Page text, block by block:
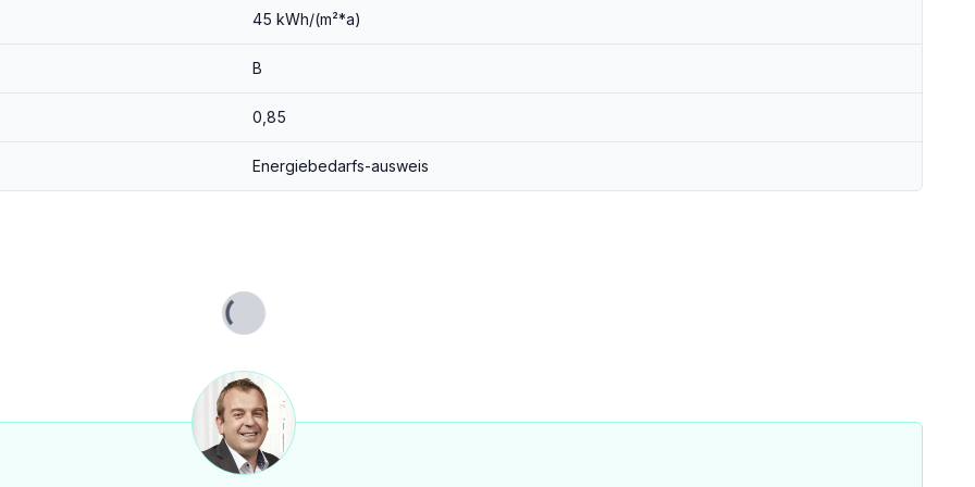
45 kWh/(m²*a)
B
0,85
Energiebedarfs-ausweis
Lade...